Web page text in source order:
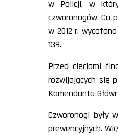
w Policji, w
czworonogów. Co
w 2012 r.
139.
Przed cięciami
rozwijających się
Komendanta
Czworonogi były
prewencyjnych.